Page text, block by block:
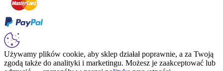
Używamy plików cookie, aby sklep działał poprawnie, a za Twoją
zgodą także do analityki i marketingu. Możesz je zaakceptować lub